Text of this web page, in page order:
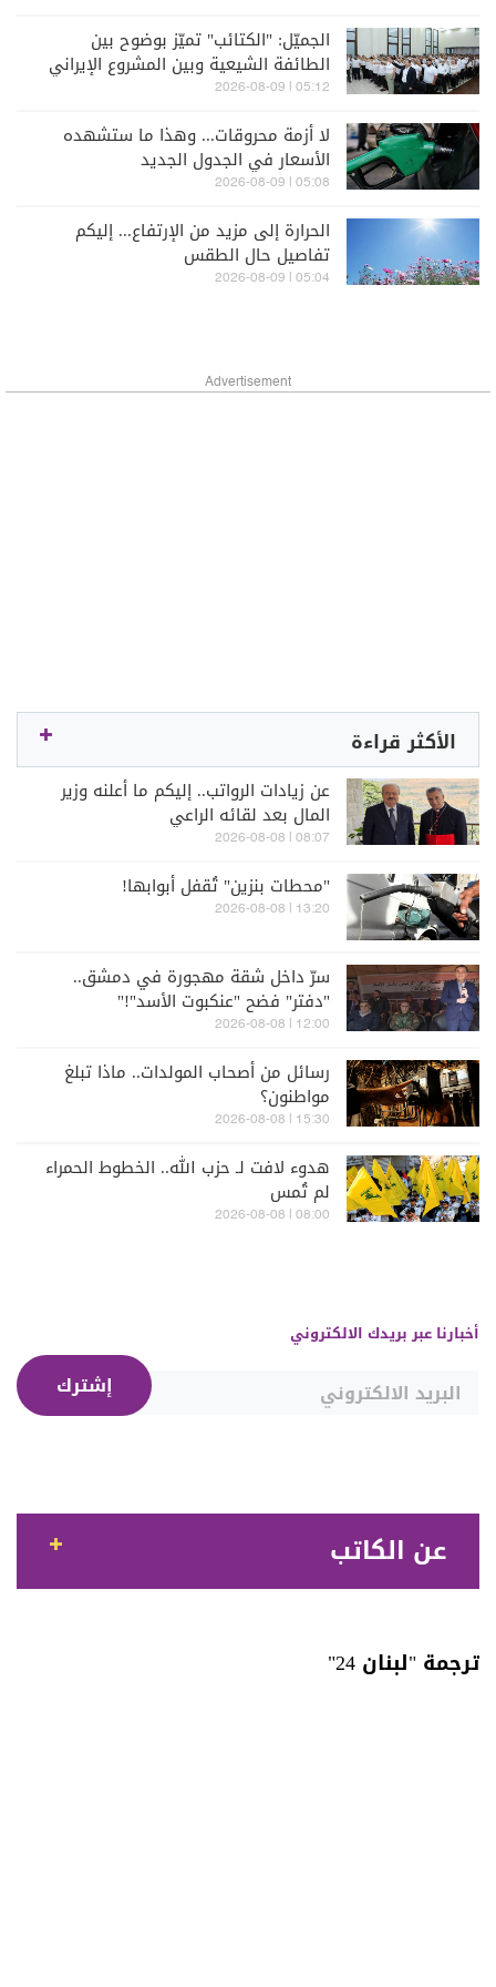
الجميّل: "الكتائب" تميّز بوضوح بين
الطائفة الشيعية وبين المشروع الإيراني
الذي يمثله "حزب الله"
05:12 | 2026-08-09
لا أزمة محروقات... وهذا ما ستشهده
الأسعار في الجدول الجديد
05:08 | 2026-08-09
الحرارة إلى مزيد من الإرتفاع... إليكم
تفاصيل حال الطقس
05:04 | 2026-08-09
Advertisement
الأكثر قراءة
عن زيادات الرواتب.. إليكم ما أعلنه وزير
المال بعد لقائه الراعي
08:07 | 2026-08-08
"محطات بنزين" تُقفل أبوابها!
13:20 | 2026-08-08
سرّ داخل شقة مهجورة في دمشق..
"دفتر" فضح "عنكبوت الأسد"!"
12:00 | 2026-08-08
رسائل من أصحاب المولدات.. ماذا تبلغ
مواطنون؟
15:30 | 2026-08-08
هدوء لافت لـ حزب الله.. الخطوط الحمراء
لم تُمس
08:00 | 2026-08-08
أخبارنا عبر بريدك الالكتروني
إشترك
عن الكاتب
ترجمة "لبنان 24"